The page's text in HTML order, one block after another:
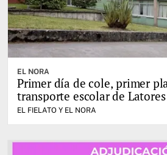
EL NORA
Primer día de cole, primer
transporte escolar de Latores
EL FIELATO Y EL NORA